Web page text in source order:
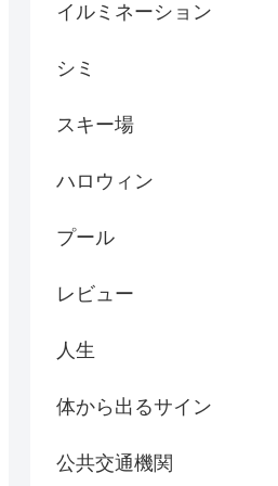
イルミネーション
シミ
スキー場
ハロウィン
プール
レビュー
人生
体から出るサイン
公共交通機関